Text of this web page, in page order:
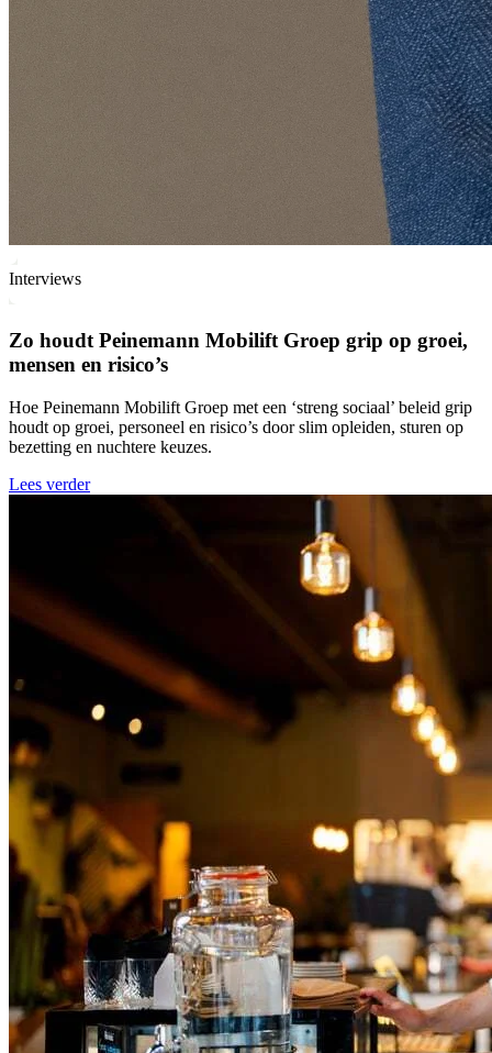
Interviews
Zo houdt Peinemann Mobilift Groep grip op groei,
mensen en risico’s
Hoe Peinemann Mobilift Groep met een ‘streng sociaal’ beleid grip
houdt op groei, personeel en risico’s door slim opleiden, sturen op
bezetting en nuchtere keuzes.
Lees verder